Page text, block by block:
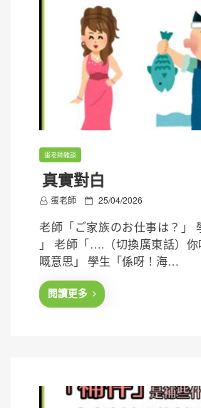
蛋老師雜談
真實對白
蛋老師
P
s
t
e
d
25/04/2026
老師「ご家族のお仕事は？」
」 老師「….（切換廣東話）你
嘅意思」 學生「係呀！海…
閱讀更多